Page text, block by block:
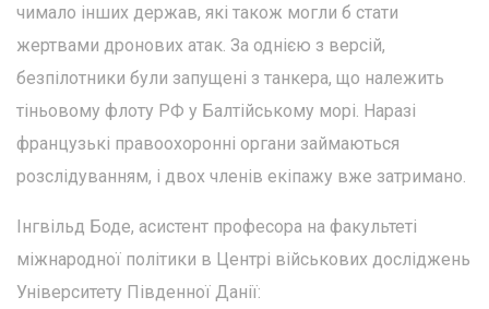
чимало інших держав, які також могли б стати
жертвами дронових атак. За однією з версій,
безпілотники були запущені з танкера, що належить
тіньовому флоту РФ у Балтійському морі. Наразі
французькі правоохоронні органи займаються
розслідуванням, і двох членів екіпажу вже затримано.
Інгвільд Боде, асистент професора на факультеті
міжнародної політики в Центрі військових досліджень
Університету Південної Данії: